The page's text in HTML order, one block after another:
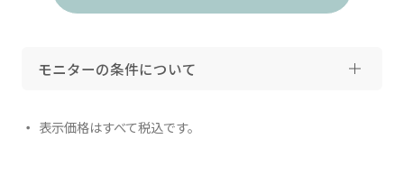
モニターの条件について
表示価格はすべて税込です。